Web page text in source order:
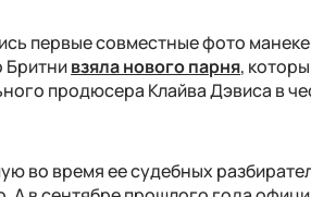
первые совместные фото
Бритнивзяла нового парня,
продюсера Клайва Дэвиса в
во время ее судебных